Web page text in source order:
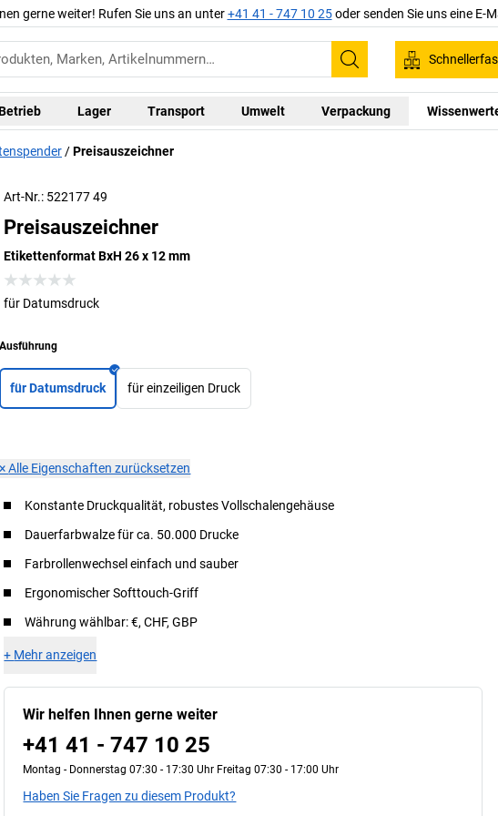
gerne weiter! Rufen Sie uns an unter+41 41 - 747 10 25oder senden Sie uns eine E-
Suchen
Lager Transport Umwelt Verpackung
Preisauszeichner
Art-Nr.: 522177 49
Preisauszeichner
Etikettenformat BxH 26 x 12 mm
für Datumsdruck
Ausführung
für Datumsdruck für einzeiligen Druck
×Alle Eigenschaften zurücksetzen
Konstante Druckqualität, robustes Vollschalengehäuse
Dauerfarbwalze für ca. 50.000 Drucke
Farbrollenwechsel einfach und sauber
Ergonomischer Softtouch-Griff
Währung wählbar: €, CHF, GBP
+ Mehr anzeigen
Wir helfen Ihnen gerne weiter
+41 41 - 747 10 25
Montag - Donnerstag 07:30 - 17:30 Uhr Freitag 07:30 - 17:00 Uhr
Haben Sie Fragen zu diesem Produkt?